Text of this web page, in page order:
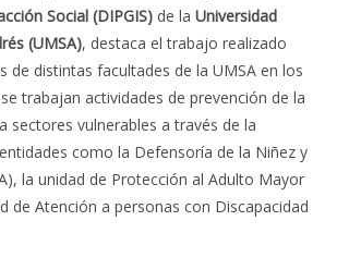
Social (DIPGIS) de laUniversidad
(UMSA), destaca el trabajo realizado
de distintas facultades de la UMSA en los
trabajan actividades de prevención de la
sectores vulnerables a través de la
como la Defensoría de la Niñez y
la unidad de Protección al Adulto Mayor
de Atención a personas con Discapacidad